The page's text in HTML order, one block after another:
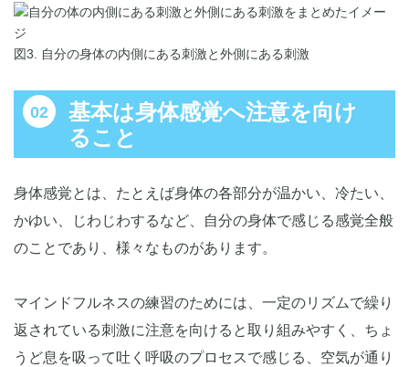
図3. 自分の身体の内側にある刺激と外側にある刺激
基本は身体感覚へ注意を向け
ること
身体感覚とは、たとえば身体の各部分が温かい、冷たい、
かゆい、じわじわするなど、自分の身体で感じる感覚全般
のことであり、様々なものがあります。
マインドフルネスの練習のためには、一定のリズムで繰り
返されている刺激に注意を向けると取り組みやすく、ちょ
うど息を吸って吐く呼吸のプロセスで感じる、空気が通り